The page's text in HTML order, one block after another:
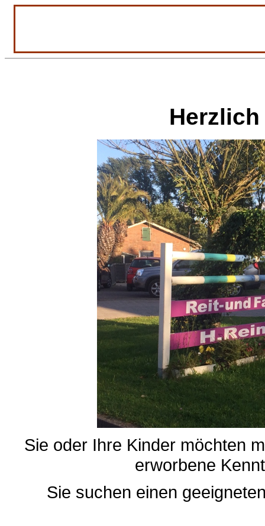
Sie oder Ihre Kinder möchten
erworbene
Sie suchen einen